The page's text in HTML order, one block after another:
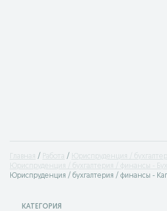
Главная Работа
Юриспруденция /
Юриспруденция / бухгалтерия / финансы -
Юриспруденция / бухгалтерия / финансы -
КАТЕГОРИЯ